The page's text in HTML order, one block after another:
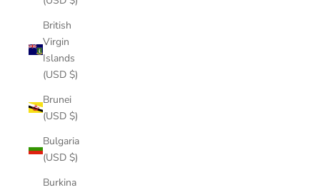
British
Virgin
Islands
(USD $)
Brunei
(USD $)
Bulgaria
(USD $)
Burkina